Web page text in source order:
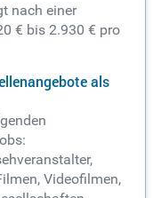
nach einer
€ bis 2.930 € pro
als
Videofilmen,